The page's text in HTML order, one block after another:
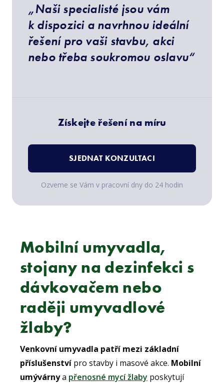
„Naši specialisté jsou vám
k dispozici a navrhnou ideální
řešení pro vaši stavbu, akci
nebo třeba soukromou oslavu“
Získejte řešení na míru
Ozveme se Vám v pracovní dny do 24 hodin
SJEDNAT KONZULTACI
Mobilní umyvadla,
stojany na dezinfekci s
dávkovačem nebo
raději umyvadlové
žlaby?
Venkovní umyvadla patří mezi základní
příslušenství pro stavby i masové akce. Mobilní
umývárnya přenosné mycí žlaby poskytují